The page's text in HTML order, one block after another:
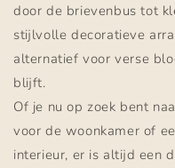
door de brievenbus tot
stijlvolle decoratieve
alternatief voor verse
blijft.
Of je nu op zoek bent
voor de woonkamer of
interieur, er is altijd een